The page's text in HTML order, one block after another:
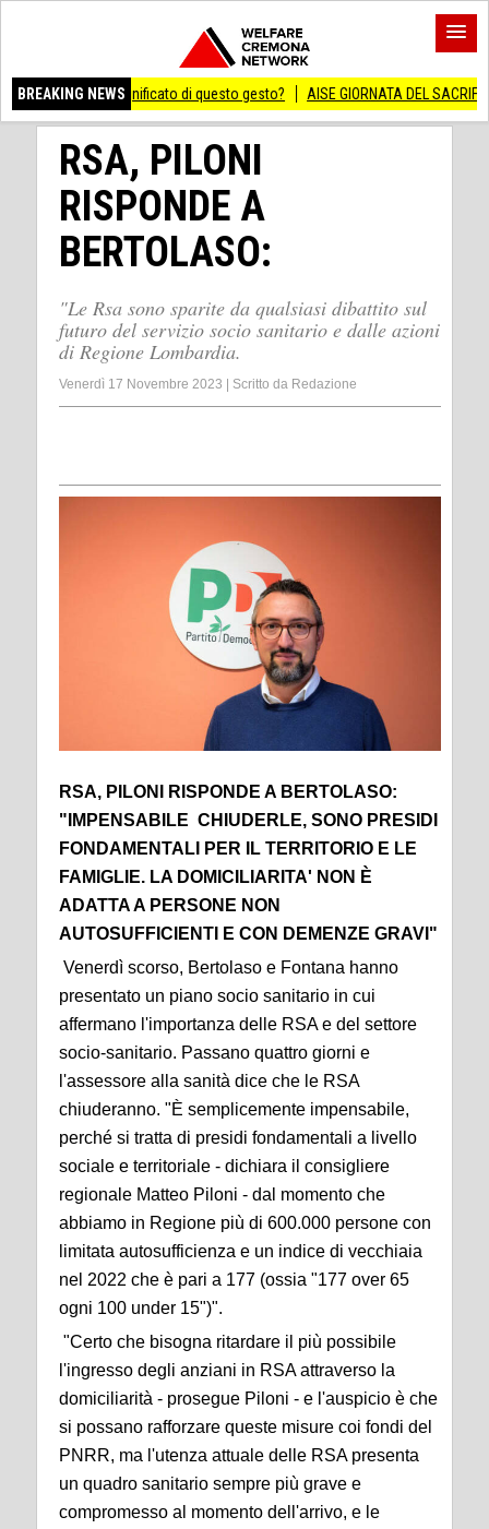
BREAKING NEWS
significato di questo gesto? AISE GIORNATA DEL SACRIFICIO DEL
RSA, PILONI
RISPONDE A
BERTOLASO:
"Le Rsa sono sparite da qualsiasi dibattito sul
futuro del servizio socio sanitario e dalle azioni
di Regione Lombardia.
Venerdì 17 Novembre 2023 Scritto da Redazione
RSA, PILONI RISPONDE A BERTOLASO:
"IMPENSABILE CHIUDERLE, SONO PRESIDI
FONDAMENTALI PER IL TERRITORIO E LE
FAMIGLIE. LA DOMICILIARITA' NON È
ADATTA A PERSONE NON
AUTOSUFFICIENTI E CON DEMENZE GRAVI"
Venerdì scorso, Bertolaso e Fontana hanno
presentato un piano socio sanitario in cui
affermano l'importanza delle RSA e del settore
socio-sanitario. Passano quattro giorni e
l'assessore alla sanità dice che le RSA
chiuderanno. "È semplicemente impensabile,
perché si tratta di presidi fondamentali a livello
sociale e territoriale - dichiara il consigliere
regionale Matteo Piloni - dal momento che
abbiamo in Regione più di 600.000 persone con
limitata autosufficienza e un indice di vecchiaia
nel 2022 che è pari a 177 (ossia "177 over 65
ogni 100 under 15")".
"Certo che bisogna ritardare il più possibile
l'ingresso degli anziani in RSA attraverso la
domiciliarità - prosegue Piloni - e l'auspicio è che
si possano rafforzare queste misure coi fondi del
PNRR, ma l'utenza attuale delle RSA presenta
un quadro sanitario sempre più grave e
compromesso al momento dell'arrivo, e le